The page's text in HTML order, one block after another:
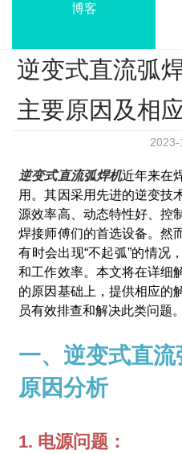
博客
逆变式直流弧
主要原因及相
2023-
逆变式直流弧焊机近年来在
用。其因采用先进的逆变技
源效率高、动态特性好、控
焊接师傅们的首选设备。然
有时会出现“不起弧”的情况
和工作效率。本文将在详细
的原因基础上，提供相应的
员有效排查和解决此类问题。
一、逆变式直
原因分析
1. 电源问题：